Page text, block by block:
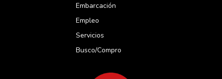
Embarcación
Empleo
Servicios
Busco/compro